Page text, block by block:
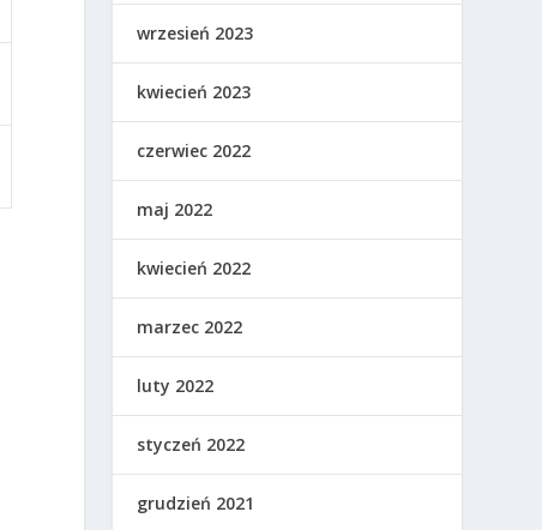
wrzesień 2023
kwiecień 2023
czerwiec 2022
maj 2022
kwiecień 2022
marzec 2022
luty 2022
styczeń 2022
grudzień 2021